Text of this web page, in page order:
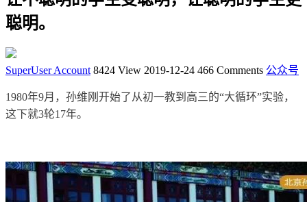
聪明。
SuperUser Account 8424 View 2019-12-24 466 Comments 公众号
1980年9月，孙维刚开始了从初一教到高三的“大循环”实验，
这下就3轮17年。